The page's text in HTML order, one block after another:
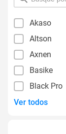
por
Akaso
Altson
Axnen
Basike
Black Pro
Ver todos